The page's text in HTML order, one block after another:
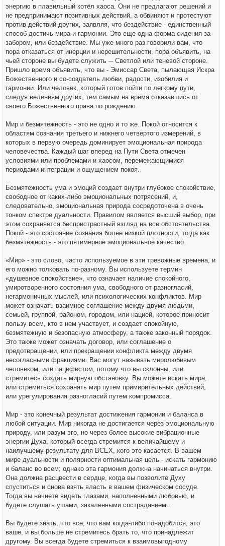
энергию в плавильный котёл хаоса. Они не предлагают решений и
не предпринимают позитивных действий, а обвиняют и протестуют
против действий других, заявляя, что бездействие - единственный
способ достичь мира и гармонии. Это еще одна форма сидения за
забором, или бездействие. Мы уже много раз говорили вам, что
пора отказаться от инерции и нерешительности, пора объявить, на
чьей стороне вы будете служить ─ Светлой или теневой стороне.
Пришло время объявить, что вы - Эмиссар Света, пылающая Искра
Божественного и со-создатель любви, радости, изобилия и
гармонии. Или человек, который готов пойти по легкому пути,
следуя велениям других, тем самым на время отказавшись от
своего Божественного права по рождению.
Мир и безмятежность - это не одно и то же. Покой относится к
областям сознания третьего и нижнего четвертого измерений, в
которых в первую очередь доминирует эмоциональная природа
человечества. Каждый шаг вперед на Пути Света отмечен
условиями или проблемами и хаосом, перемежающимися
периодами интеграции и ощущением покоя.
Безмятежность ума и эмоций создает внутри глубокое спокойствие,
свободное от каких-либо эмоциональных потрясений, и,
следовательно, эмоциональная природа сосредоточена в очень
тонком спектре дуальности. Правилом является высший выбор, при
этом сохраняется беспристрастный взгляд на все обстоятельства.
Покой - это состояние сознания более низкой плотности, тогда как
безмятежность - это пятимерное эмоциональное качество.
«Мир» - это слово, часто используемое в эти тревожные времена, и
его можно толковать по-разному. Вы используете термин
«душевное спокойствие», что означает наличие спокойного,
умиротворенного состояния ума, свободного от разногласий,
негармоничных мыслей, или психологических конфликтов. Мир
может означать взаимное соглашение между двумя людьми,
семьей, группой, районом, городом, или нацией, которое приносит
пользу всем, кто в нем участвует, и создает спокойную,
безмятежную и безопасную атмосферу, а также законный порядок.
Это также может означать договор, или соглашение о
предотвращении, или прекращении конфликта между двумя
несогласными фракциями. Вас могут называть миролюбивым
человеком, или пацифистом, потому что вы склонны, или
стремитесь создать мирную обстановку. Вы можете искать мира,
или стремиться сохранять мир путем примирительных действий,
или урегулирования разногласий путем компромисса.
Мир - это конечный результат достижения гармонии и баланса в
любой ситуации. Мир никогда не достигается через эмоциональную
природу, или разум эго, но через более высокие вибрационные
энергии Духа, который всегда стремится к величайшему и
наилучшему результату для ВСЕХ, кого это касается. В вашем
мире дуальности и полярности оптимальная цель - искать гармонию
и баланс во всем; однако эта гармония должна начинаться внутри.
Она должна расцвести в сердце, когда вы позволите Духу
спуститься и снова взять власть в вашем физическом сосуде.
Тогда вы начнете видеть глазами, наполненными любовью, и
будете слушать ушами, закаленными состраданием..
Вы будете знать, что все, что вам когда-либо понадобится, это
ваше, и вы больше не стремитесь брать то, что принадлежит
другому. Вы всегда будете стремиться к взаимовыгодному